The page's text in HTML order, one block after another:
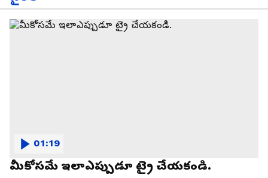
మీకోసమే ఇలాఎప్పుడూ ట్రై చేయకండి.
01:19